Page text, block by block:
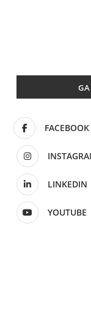
FACEBOOK
LINKEDIN
YOUTUBE